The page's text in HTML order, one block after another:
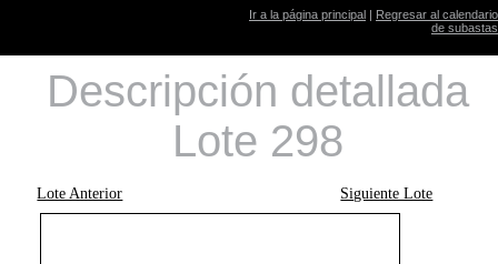
Ir a la página principal | Regresar al calendario
de subastas
Descripción detallada
Lote 298
Lote Anterior Siguiente Lote